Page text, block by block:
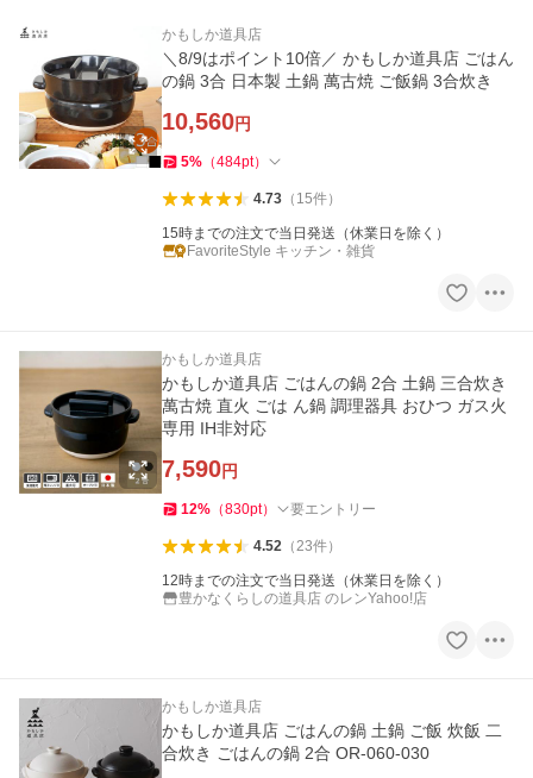
かもしか道具店
＼8/9はポイント10倍／ かもしか道具店 ごはん
の鍋 3合 日本製 土鍋 萬古焼 ご飯鍋 3合炊き
10,560円
5% （484pt）
4.73（ 15件）
15時までの注文で当日発送（休業日を除く）
FavoriteStyle キッチン・雑貨
かもしか道具店
かもしか道具店 ごはんの鍋 2合 土鍋 三合炊き
萬古焼 直火 ごは ん鍋 調理器具 おひつ ガス火
専用 IH非対応
7,590円
12% （830pt） 要エントリー
4.52（23件）
12時までの注文で当日発送（休業日を除く）
豊かなくらしの道具店 のレンYahoo!店
かもしか道具店
かもしか道具店 ごはんの鍋 土鍋 ご飯 炊飯 二
合炊き ごはんの鍋 2合 OR-060-030